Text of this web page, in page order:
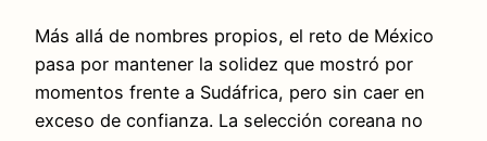
Más allá de nombres propios, el reto de México
pasa por mantener la solidez que mostró por
momentos frente a Sudáfrica, pero sin caer en
exceso de confianza. La selección coreana no